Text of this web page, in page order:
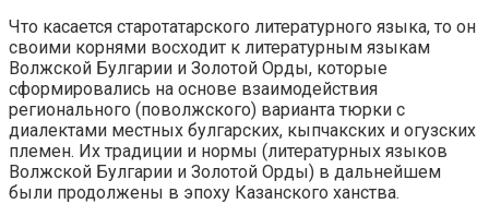
Что касается старотатарского литературного языка, то он
своими корнями восходит к литературным языкам
Волжской Булгарии и Золотой Орды, которые
сформировались на основе взаимодействия
регионального (поволжского) варианта тюрки с
диалектами местных булгарских, кыпчакских и огузских
племен. Их традиции и нормы (литературных языков
Волжской Булгарии и Золотой Орды) в дальнейшем
были продолжены в эпоху Казанского ханства.